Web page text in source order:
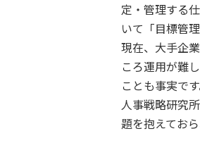
定・管理する
いて「目標管
現在、大手企
ころ運用が難
ことも事実です
人事戦略研究
題を抱えてお